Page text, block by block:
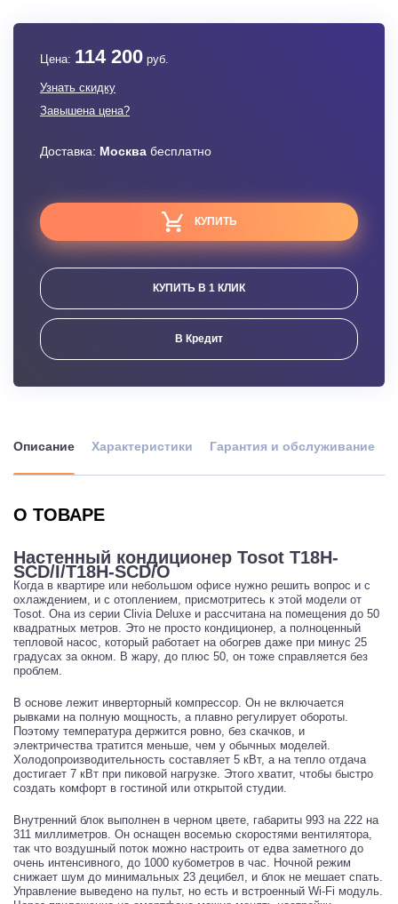
Цена: 114 200 руб.
Узнать скидку
Завышена цена?
Доставка: Москва бесплатно
КУПИТЬ
КУПИТЬ В 1 КЛИК
В Кредит
Описание Характеристики Гарантия и обслуживание
О ТОВАРЕ
Настенный кондиционер Tosot T18H-
SCD/I/T18H-SCD/O
Когда в квартире или небольшом офисе нужно решить вопрос и с
охлаждением, и с отоплением, присмотритесь к этой модели от
Tosot. Она из серии Clivia Deluxe и рассчитана на помещения до 50
квадратных метров. Это не просто кондиционер, а полноценный
тепловой насос, который работает на обогрев даже при минус 25
градусах за окном. В жару, до плюс 50, он тоже справляется без
проблем.
В основе лежит инверторный компрессор. Он не включается
рывками на полную мощность, а плавно регулирует обороты.
Поэтому температура держится ровно, без скачков, и
электричества тратится меньше, чем у обычных моделей.
Холодопроизводительность составляет 5 кВт, а на тепло отдача
достигает 7 кВт при пиковой нагрузке. Этого хватит, чтобы быстро
создать комфорт в гостиной или открытой студии.
Внутренний блок выполнен в черном цвете, габариты 993 на 222 на
311 миллиметров. Он оснащен восемью скоростями вентилятора,
так что воздушный поток можно настроить от едва заметного до
очень интенсивного, до 1000 кубометров в час. Ночной режим
снижает шум до минимальных 23 децибел, и блок не мешает спать.
Управление выведено на пульт, но есть и встроенный Wi-Fi модуль.